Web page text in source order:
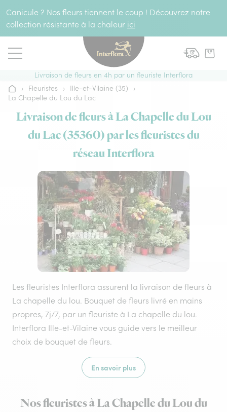
Canicule ? Nos fleurs tiennent le coup ! Découvrez notre
collection résistante à la chaleur ici
Livraison de fleurs en 4h par un fleuriste Interflora
Accueil
› Fleuristes › Ille-et-Vilaine (35)
›
La Chapelle du Lou du Lac
Livraison de fleurs à La Chapelle du Lou
du Lac (35360) par les fleuristes du
réseau Interflora
Les fleuristes Interflora assurent la livraison de fleurs à
La chapelle du lou. Bouquet de fleurs livré en mains
propres, 7j/7, par un fleuriste à La chapelle du lou.
Interflora Ille-et-Vilaine vous guide vers le meilleur
choix de bouquet de fleurs.
En savoir plus
Nos fleuristes à La Chapelle du Lou du